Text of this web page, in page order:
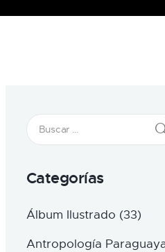
Categorías
Álbum Ilustrado (33)
Antropología